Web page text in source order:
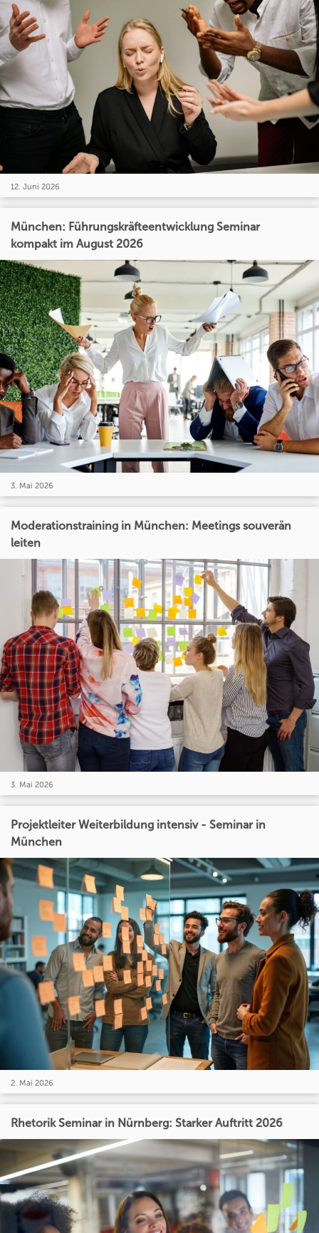
12. Juni 2026
München: Führungskräfteentwicklung Seminar
kompakt im August 2026
3. Mai 2026
Moderationstraining in München: Meetings souverän
leiten
3. Mai 2026
Projektleiter Weiterbildung intensiv - Seminar in
München
2. Mai 2026
Rhetorik Seminar in Nürnberg: Starker Auftritt 2026